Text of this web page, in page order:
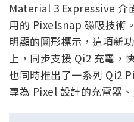
Material 3 Expressive 介
用的 Pixelsnap 磁吸技術
明顯的圓形標示，這項新
上，同步支援 Qi2 充電，
也同時推出了一系列 Qi2
專為 Pixel 設計的充電器、